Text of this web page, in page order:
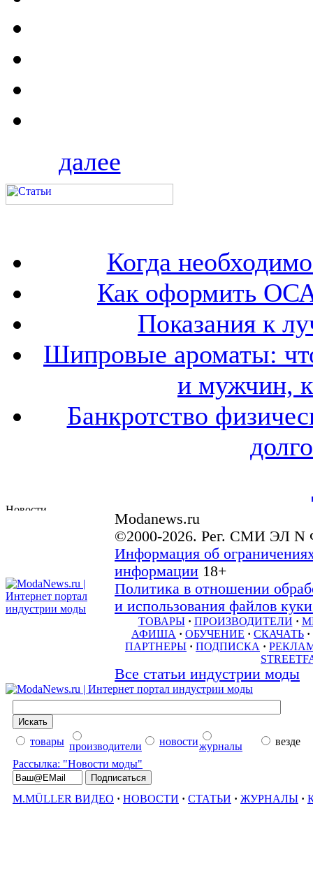
далее
Когда
Как оформить
Показания к
Шипровые ароматы:
и мужчин,
Банкротство
Modanews.ru
©2000-2026. Рег. СМИ ЭЛ N
Информация об
информации 18+
Политика в отношении
и использования файлов
ТОВАРЫ · ПРОИЗВОДИТЕЛИ ·
АФИША · ОБУЧЕНИЕ · СКАЧАТЬ ·
ПАРТНЕРЫ · ПОДПИСКА ·
Все статьи индустрии моды
товары производители новостижурналы
везде
Рассылка: "Новости моды"
M.MÜLLER ВИДЕО · НОВОСТИ · СТАТЬИ · ЖУРНАЛЫ ·